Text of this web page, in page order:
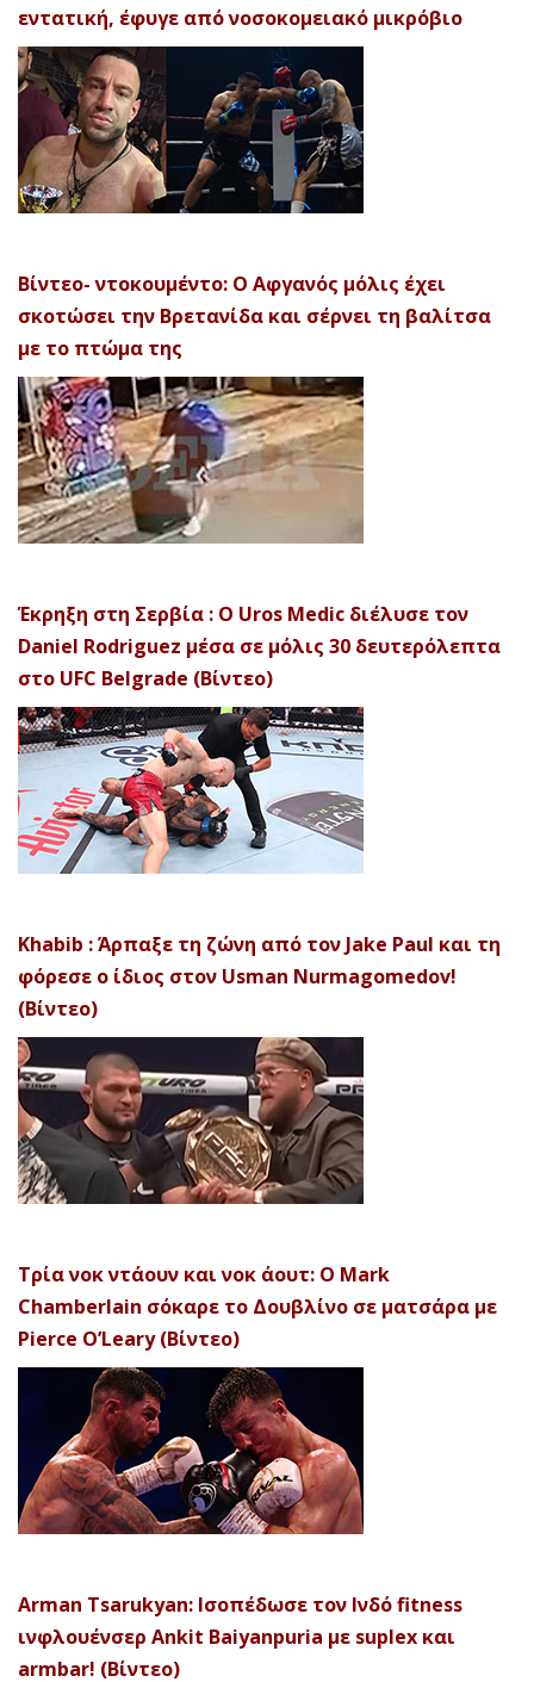
εντατική, έφυγε από νοσοκομειακό μικρόβιο
Βίντεο- ντοκουμέντο: Ο Αφγανός μόλις έχει
σκοτώσει την Βρετανίδα και σέρνει τη βαλίτσα
με το πτώμα της
Έκρηξη στη Σερβία : Ο Uros Medic διέλυσε τον
Daniel Rodriguez μέσα σε μόλις 30 δευτερόλεπτα
στο UFC Belgrade (Βίντεο)
Khabib : Άρπαξε τη ζώνη από τον Jake Paul και τη
φόρεσε ο ίδιος στον Usman Nurmagomedov!
(Βίντεο)
Τρία νοκ ντάουν και νοκ άουτ: Ο Mark
Chamberlain σόκαρε το Δουβλίνο σε ματσάρα με
Pierce O’Leary (Βίντεο)
Arman Tsarukyan: Ισοπέδωσε τον Ινδό fitness
ινφλουένσερ Ankit Baiyanpuria με suplex και
armbar! (Βίντεο)